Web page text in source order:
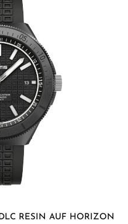
RESIN AUF HORIZON